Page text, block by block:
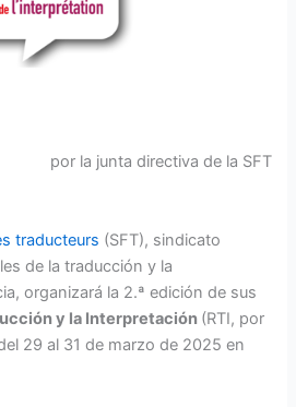
por la junta directiva de la SFT
traducteurs (SFT), sindicato
de la traducción y la
organizará la 2.ª edición de sus
y la Interpretación (RTI, por
29 al 31 de marzo de 2025 en